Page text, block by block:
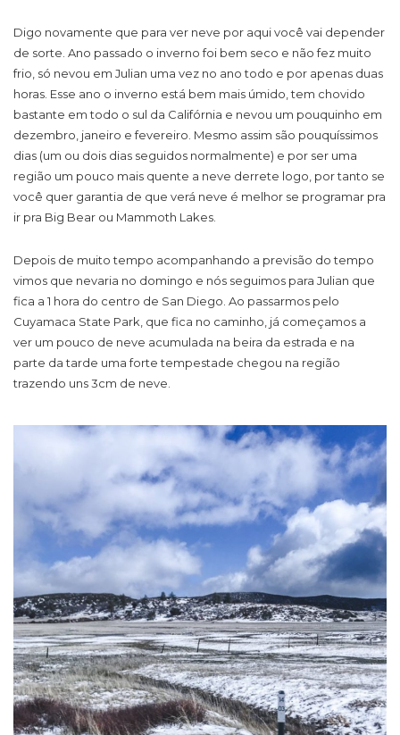
Digo novamente que para ver neve por aqui você vai depender
de sorte. Ano passado o inverno foi bem seco e não fez muito
frio, só nevou em Julian uma vez no ano todo e por apenas duas
horas. Esse ano o inverno está bem mais úmido, tem chovido
bastante em todo o sul da Califórnia e nevou um pouquinho em
dezembro, janeiro e fevereiro. Mesmo assim são pouquíssimos
dias (um ou dois dias seguidos normalmente) e por ser uma
região um pouco mais quente a neve derrete logo, por tanto se
você quer garantia de que verá neve é melhor se programar pra
ir pra Big Bear ou Mammoth Lakes.
Depois de muito tempo acompanhando a previsão do tempo
vimos que nevaria no domingo e nós seguimos para Julian que
fica a 1 hora do centro de San Diego. Ao passarmos pelo
Cuyamaca State Park, que fica no caminho, já começamos a
ver um pouco de neve acumulada na beira da estrada e na
parte da tarde uma forte tempestade chegou na região
trazendo uns 3cm de neve.